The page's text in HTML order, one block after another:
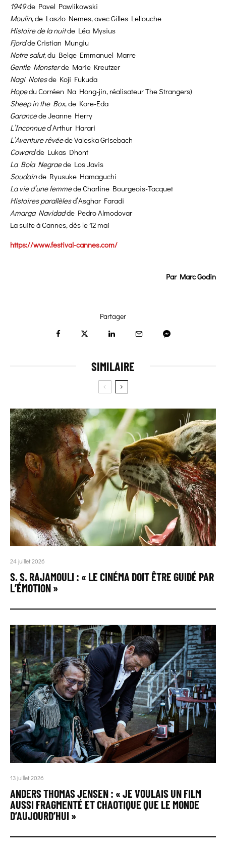
1949de Pavel Pawlikowski
Moulin, de Laszlo Nemes, avec Gilles Lellouche
Histoire de la nuitde Léa Mysius
Fjordde Cristian Mungiu
Notre salut, du Belge Emmanuel Marre
Gentle Monsterde Marie Kreutzer
Nagi Notesde Koji Fukuda
Hopedu Corréen Na Hong-jin, réalisateur The Strangers)
Sheep in the Box, de Kore-Eda
Garancede Jeanne Herry
L’Inconnued’Arthur Harari
L’Aventure rêvéede Valeska Grisebach
Cowardde Lukas Dhont
La Bola Negraede Los Javis
Soudainde Ryusuke Hamaguchi
La vie d’une femmede Charline Bourgeois-Tacquet
Histoires parallèlesd’Asghar Faradi
Amarga Navidadde Pedro Almodovar
La suite à Cannes, dès le 12 mai
https://www.festival-cannes.com/
Par Marc Godin
Partager
SIMILAIRE
24 juillet 2026
S. S. RAJAMOULI : « LE CINÉMA DOIT ÊTRE GUIDÉ PAR
L’ÉMOTION »
13 juillet 2026
ANDERS THOMAS JENSEN : « JE VOULAIS UN FILM
AUSSI FRAGMENTÉ ET CHAOTIQUE QUE LE MONDE
D’AUJOURD’HUI »